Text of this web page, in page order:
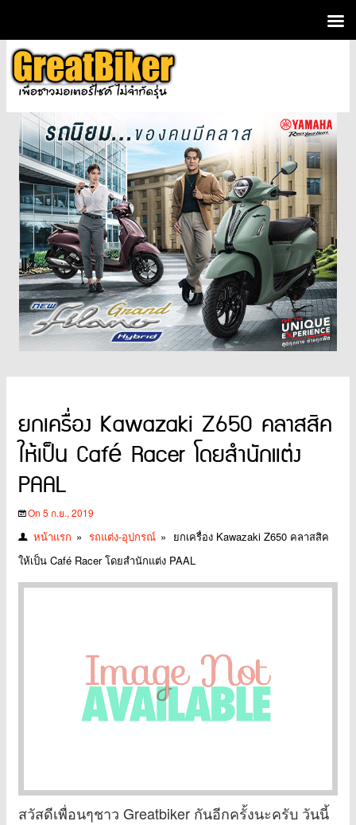
ยกเครื่อง Kawazaki Z650 คลาสสิค
ให้เป็น Café Racer โดยสำนักแต่ง
PAAL
On 5 ก.ย., 2019
หน้าแรก » รถแต่ง-อุปกรณ์ » ยกเครื่อง Kawazaki Z650 คลาสสิค
ให้เป็น Café Racer โดยสำนักแต่ง PAAL
สวัสดีเพื่อนๆชาว Greatbiker กันอีกครั้งนะครับ วันนี้